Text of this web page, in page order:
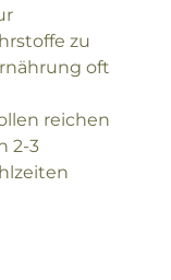
zu
oft
reichen
2-3